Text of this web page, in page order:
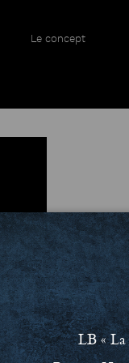
Le concept
LB «